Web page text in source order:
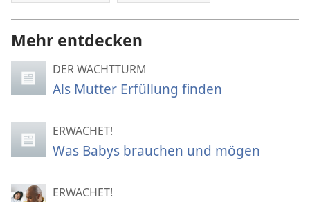
Mehr entdecken
DER WACHTTURM
Als Mutter Erfüllung finden
ERWACHET!
Was Babys brauchen und mögen
ERWACHET!